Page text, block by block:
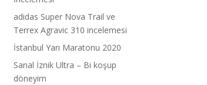
adidas Super Nova Trail ve
Terrex Agravic 310 incelemesi
İstanbul Yarı Maratonu 2020
Sanal İznik Ultra – Bi koşup
döneyim